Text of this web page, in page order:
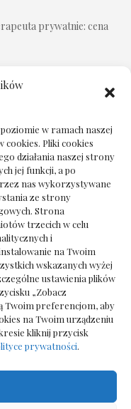
w ramach naszej
Pliki cookies
działania naszej strony
jej funkcji, a po
nas wykorzystywane
ze strony
Strona
trzecich w celu
i
na Twoim
wskazanych wyżej
ustawienia plików
„Zobacz
Twoim preferencjom, aby
na Twoim urządzeniu
kliknij przycisk
prywatności.
prywatnie: cena
przy zmianie biura
jak wybrać bez